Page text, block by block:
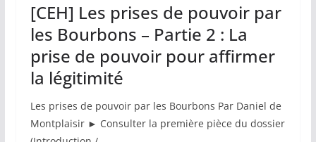
[CEH] Les prises de pouvoir par
les Bourbons – Partie 2 : La
prise de pouvoir pour affirmer
la légitimité
Les prises de pouvoir par les Bourbons Par Daniel de
Montplaisir ► Consulter la première pièce du dossier